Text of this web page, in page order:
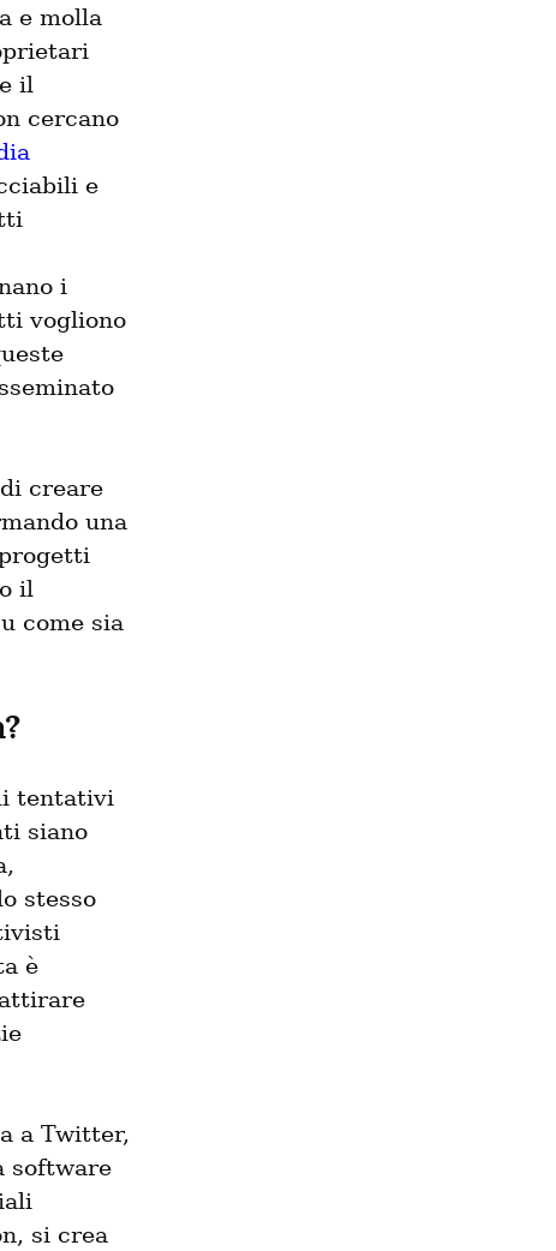
e molla
il
cercano
e
vogliono
creare
una
il
come sia
tentativi
siano
stesso
a Twitter,
software
si crea